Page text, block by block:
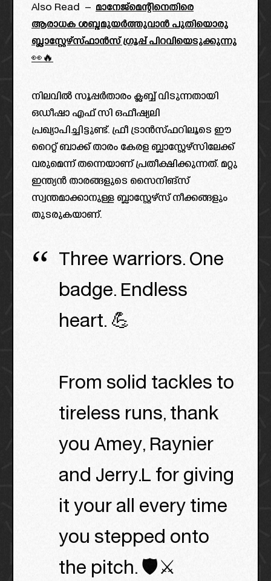
Also Read – മാനേജ്മെന്റിനെതിരെ
ആരാധക ശബ്ദമുയർത്തുവാൻ പുതിയൊരു
ബ്ലാസ്റ്റേഴ്‌സ്ഫാൻസ്‌ ഗ്രൂപ്പ് പിറവിയെടുക്കുന്നു
👀🔥
നിലവിൽ സൂപ്പർതാരം ക്ലബ്ബ് വിടുന്നതായി
ഒഡീഷാ എഫ് സി ഒഫീഷ്യലി
പ്രഖ്യാപിച്ചിട്ടുണ്ട്. ഫ്രീ ട്രാൻസ്ഫറിലൂടെ ഈ
റൈറ്റ് ബാക്ക് താരം കേരള ബ്ലാസ്റ്റേഴ്‌സിലേക്ക്
വരുമെന്ന് തന്നെയാണ് പ്രതീക്ഷിക്കുന്നത്. മറ്റു
ഇന്ത്യൻ താരങ്ങളുടെ സൈനിങ്സ്
സ്വന്തമാക്കാനുള്ള ബ്ലാസ്റ്റേഴ്‌സ് നീക്കങ്ങളും
തുടരുകയാണ്.
Three warriors. One
badge. Endless
heart. 💪
From solid tackles to
tireless runs, thank
you Amey, Raynier
and Jerry.L for giving
it your all every time
you stepped onto
the pitch. 🛡⚔